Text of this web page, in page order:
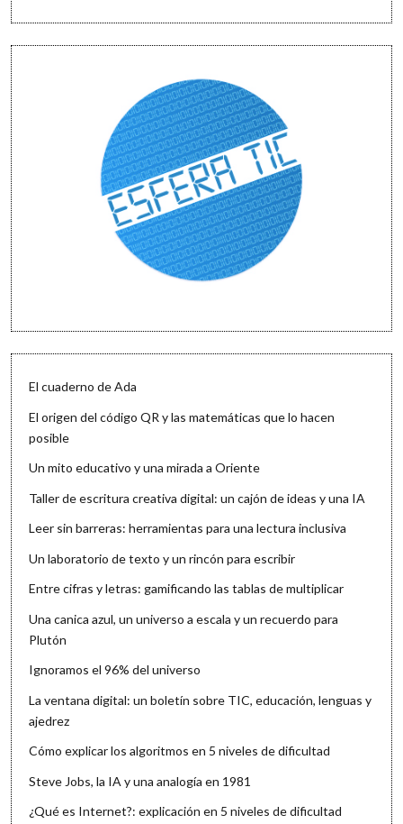
El cuaderno de Ada
El origen del código QR y las matemáticas que lo hacen
posible
Un mito educativo y una mirada a Oriente
Taller de escritura creativa digital: un cajón de ideas y una IA
Leer sin barreras: herramientas para una lectura inclusiva
Un laboratorio de texto y un rincón para escribir
Entre cifras y letras: gamificando las tablas de multiplicar
Una canica azul, un universo a escala y un recuerdo para
Plutón
Ignoramos el 96% del universo
La ventana digital: un boletín sobre TIC, educación, lenguas y
ajedrez
Cómo explicar los algoritmos en 5 niveles de dificultad
Steve Jobs, la IA y una analogía en 1981
¿Qué es Internet?: explicación en 5 niveles de dificultad